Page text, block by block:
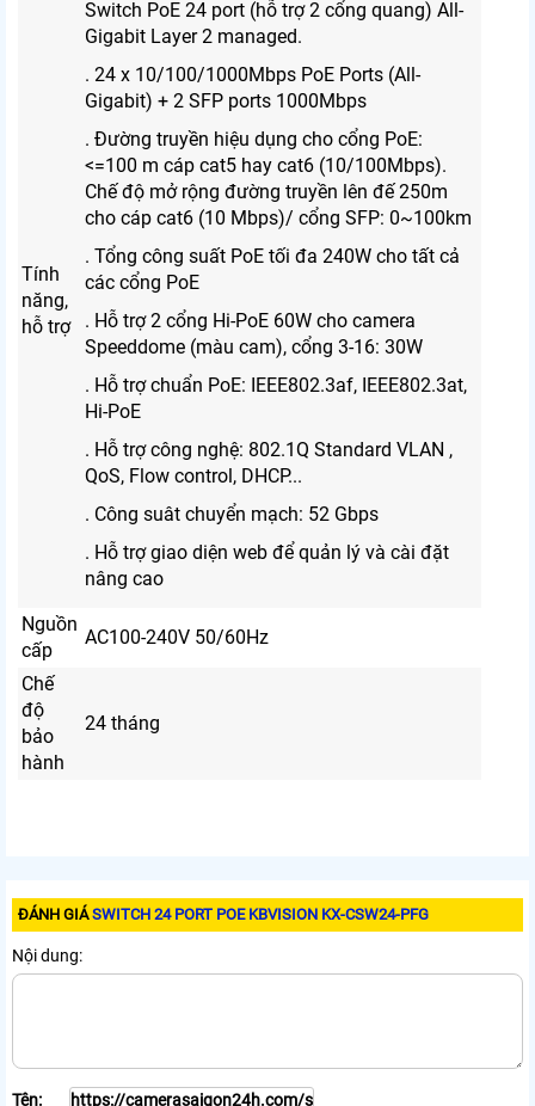
Tính
năng,
hỗ trợ
Switch PoE 24 port (hỗ trợ 2 cổng quang) All-
Gigabit Layer 2 managed.
. 24 x 10/100/1000Mbps PoE Ports (All-
Gigabit) + 2 SFP ports 1000Mbps
. Đường truyền hiệu dụng cho cổng PoE:
<=100 m cáp cat5 hay cat6 (10/100Mbps).
Chế độ mở rộng đường truyền lên đế 250m
cho cáp cat6 (10 Mbps)/ cổng SFP: 0~100km
. Tổng công suất PoE tối đa 240W cho tất cả
các cổng PoE
. Hỗ trợ 2 cổng Hi-PoE 60W cho camera
Speeddome (màu cam), cổng 3-16: 30W
. Hỗ trợ chuẩn PoE: IEEE802.3af, IEEE802.3at,
Hi-PoE
. Hỗ trợ công nghệ: 802.1Q Standard VLAN ,
QoS, Flow control, DHCP...
. Công suât chuyển mạch: 52 Gbps
. Hỗ trợ giao diện web để quản lý và cài đặt
nâng cao
Nguồn
cấp
AC100-240V 50/60Hz
Chế
độ
bảo
hành
24 tháng
ĐÁNH GIÁSWITCH 24 PORT POE KBVISION KX-CSW24-PFG
Nội dung:
Tên: